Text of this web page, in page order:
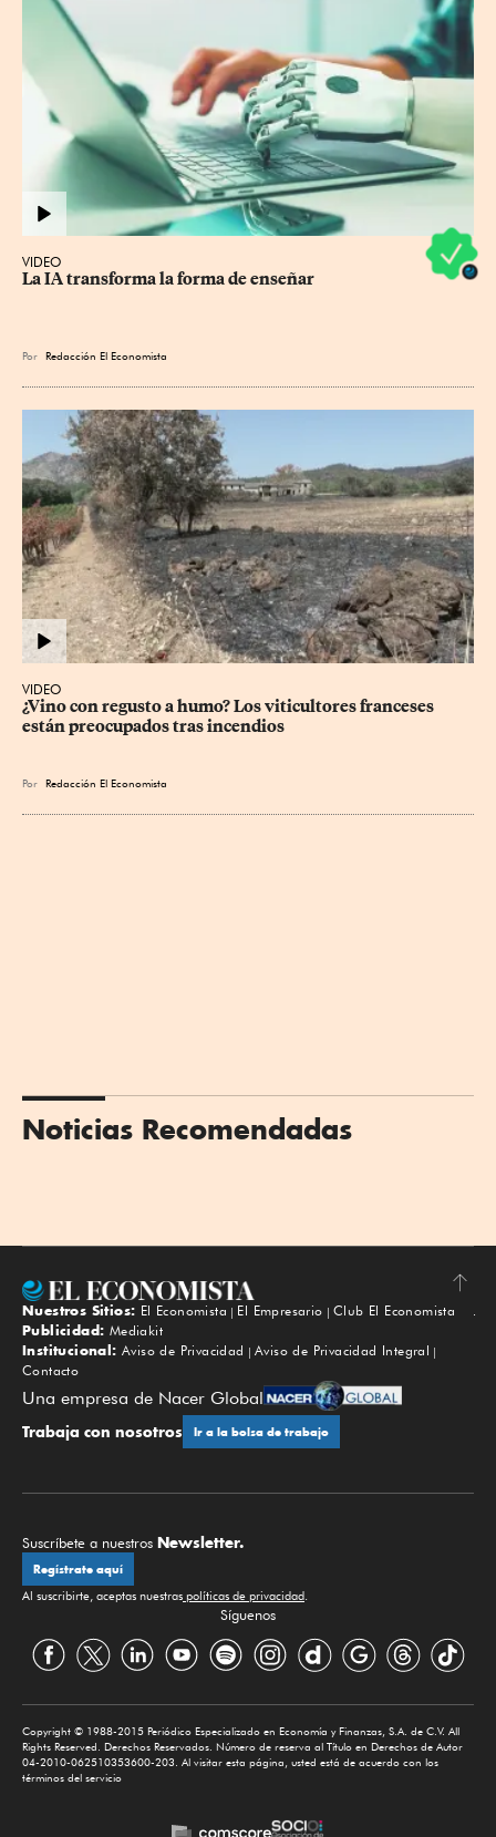
VIDEO
La IA transforma la forma de enseñar
Por Redacción El Economista
VIDEO
¿Vino con regusto a humo? Los viticultores franceses
están preocupados tras incendios
Por Redacción El Economista
Noticias Recomendadas
Subir
Nuestros Sitios: El Economista El Empresario
Club El Economista
Publicidad: Mediakit
Institucional: Aviso de Privacidad
Aviso de Privacidad Integral
Contacto
Una empresa de Nacer Global
Trabaja con nosotros Ir a la bolsa de trabajo
Suscríbete a nuestros Newsletter.
Regístrate aquí
Al suscribirte, aceptas nuestras políticas de privacidad.
Síguenos
Copyright © 1988-2015 Periódico Especializado en Economía y Finanzas, S.A. de C.V. All
Rights Reserved. Derechos Reservados. Número de reserva al Título en Derechos de Autor
04-2010-062510353600-203. Al visitar esta página, usted está de acuerdo con los
términos del servicio